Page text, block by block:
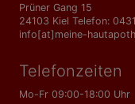
Prüner Gang 15
24103 Kiel Telefon:
info[at]meine-
Telefonzeiten
Mo-Fr 09:00-18:00 Uhr